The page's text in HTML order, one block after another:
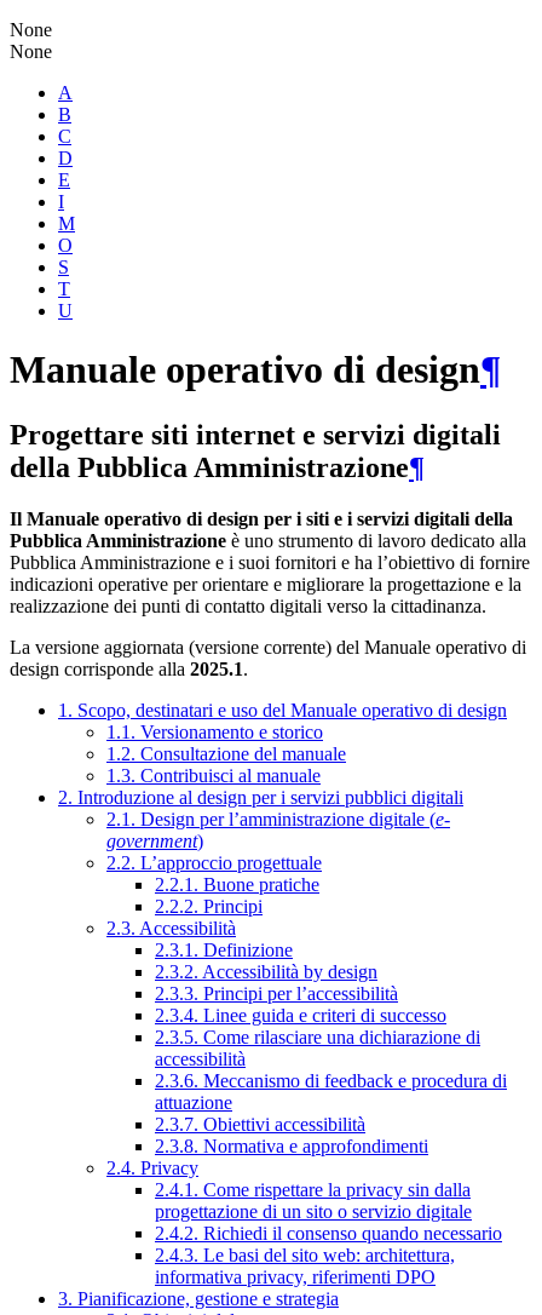
None
None
A
B
C
D
E
I
M
O
S
T
U
Manuale operativo di design¶
Progettare siti internet e servizi digitali
della Pubblica Amministrazione¶
Il Manuale operativo di design per i siti e i servizi digitali della
Pubblica Amministrazione è uno strumento di lavoro dedicato alla
Pubblica Amministrazione e i suoi fornitori e ha l’obiettivo di fornire
indicazioni operative per orientare e migliorare la progettazione e la
realizzazione dei punti di contatto digitali verso la cittadinanza.
La versione aggiornata (versione corrente) del Manuale operativo di
design corrisponde alla 2025.1.
1. Scopo, destinatari e uso del Manuale operativo di design
1.1. Versionamento e storico
1.2. Consultazione del manuale
1.3. Contribuisci al manuale
2. Introduzione al design per i servizi pubblici digitali
2.1. Design per l’amministrazione digitale (e-
government)
2.2. L’approccio progettuale
2.2.1. Buone pratiche
2.2.2. Principi
2.3. Accessibilità
2.3.1. Definizione
2.3.2. Accessibilità by design
2.3.3. Principi per l’accessibilità
2.3.4. Linee guida e criteri di successo
2.3.5. Come rilasciare una dichiarazione di
accessibilità
2.3.6. Meccanismo di feedback e procedura di
attuazione
2.3.7. Obiettivi accessibilità
2.3.8. Normativa e approfondimenti
2.4. Privacy
2.4.1. Come rispettare la privacy sin dalla
progettazione di un sito o servizio digitale
2.4.2. Richiedi il consenso quando necessario
2.4.3. Le basi del sito web: architettura,
informativa privacy, riferimenti DPO
3. Pianificazione, gestione e strategia